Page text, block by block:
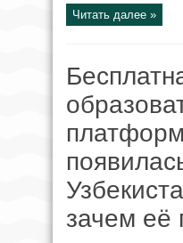
Читать далее »
зачем её